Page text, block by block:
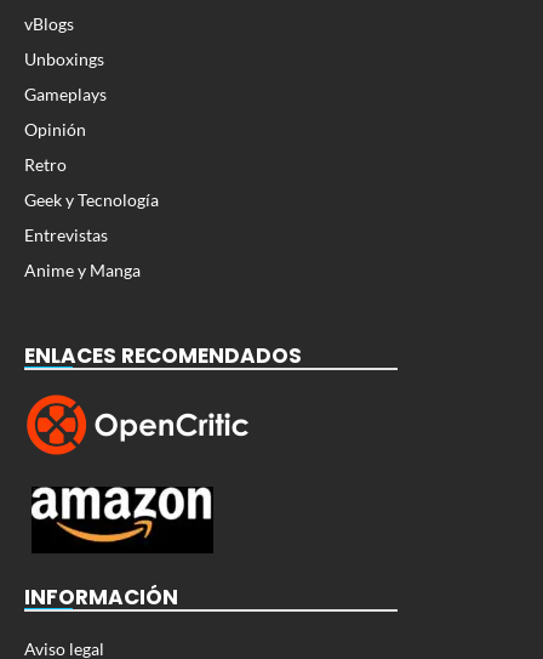
vBlogs
Unboxings
Gameplays
Opinión
Retro
Geek y Tecnología
Entrevistas
Anime y Manga
ENLACES RECOMENDADOS
INFORMACIÓN
Aviso legal